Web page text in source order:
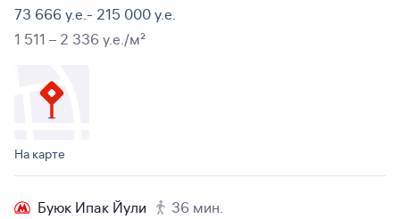
73 666 y.e.- 215 000 y.e.
1 511 – 2 336 y.e./м²
На карте
Буюк Ипак Йули
36 мин.